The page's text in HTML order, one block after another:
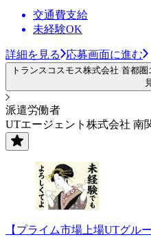
交通費支給
未経験OK
詳細を見る 応募画面に進む
トランスコスモス株式会社 首都
派遣労働者
UTエージェント株式会社 南
【プライム市場上場UTグル